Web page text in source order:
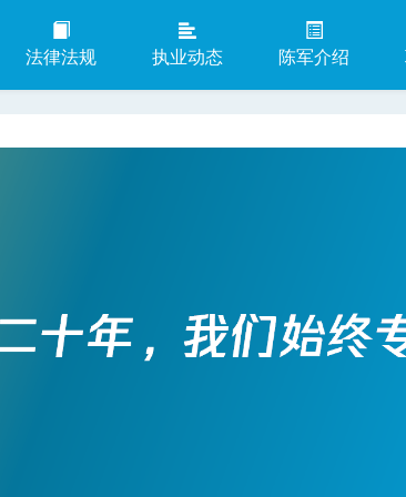
法律法规 执业动态 陈军介绍